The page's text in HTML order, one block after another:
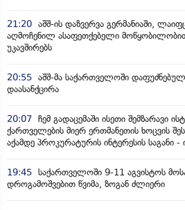
21:20 აშშ-ის დაზვერვა გერმანიაში,
აღმოჩენილ ასაფეთქებელი
უკავშირებს
20:55 აშშ-მა საქართველოში
დაასანქცირა
20:07 ჩემ გადაცემაში ისეთი შემზარავი
ქართველების მიერ ერთმანეთის ხოცვის
აქამდე პროკურატურის ინტერესის საგანი -
19:45 საქართველოში 9-11 აგვისტოს
დროგამოშვებით წვიმა, ზოგან ძლიერი